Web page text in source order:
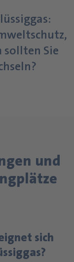
sollten Sie
und
sich